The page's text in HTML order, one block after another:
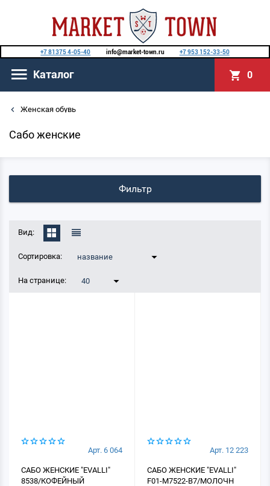
+7 81375 4-05-40 info@market-town.ru +7 953 152-33-50
Каталог 0
Женская обувь
Сабо женские
Фильтр
Вид:
Сортировка: название
На странице: 40
Арт. 6 064
САБО ЖЕНСКИЕ "EVALLI"
8538/КОФЕЙНЫЙ
Арт. 12 223
САБО ЖЕНСКИЕ "EVALLI"
F01-M7522-B7/МОЛОЧН